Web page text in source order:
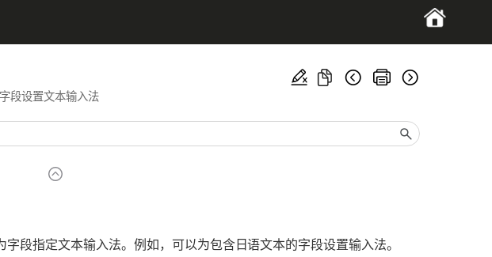
段设置文本输入法
段指定文本输入法。例如，可以为包含日语文本的字段设置输入法。